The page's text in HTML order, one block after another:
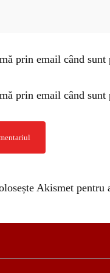
prin email când sunt
prin email când sunt
Akismet pentru